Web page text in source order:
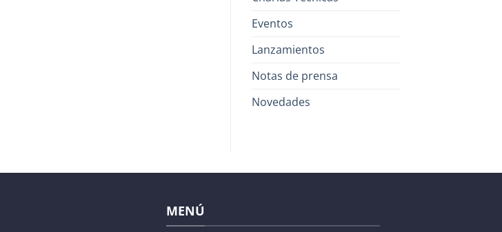
Eventos
Lanzamientos
Notas de prensa
Novedades
MENÚ